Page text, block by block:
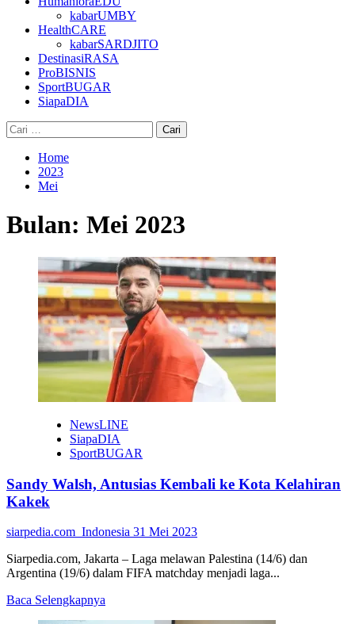
kabarUMBY
HealthCARE
kabarSARDJITO
DestinasiRASA
ProBISNIS
SportBUGAR
SiapaDIA
Cari
untuk:
Home
2023
Mei
Bulan: Mei 2023
NewsLINE
SiapaDIA
SportBUGAR
Sandy Walsh, Antusias Kembali ke Kota Kelahiran
Kakek
siarpedia.com_Indonesia 31 Mei 2023
Siarpedia.com, Jakarta – Laga melawan Palestina (14/6) dan
Argentina (19/6) dalam FIFA matchday menjadi laga...
Baca Selengkapnya